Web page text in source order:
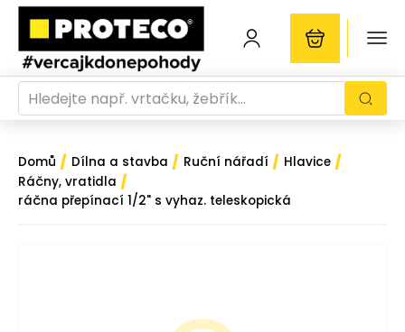
Domů / Dílna a stavba / Ruční nářadí / Hlavice /
Ráčny, vratidla /
ráčna přepínací 1/2" s vyhaz. teleskopická